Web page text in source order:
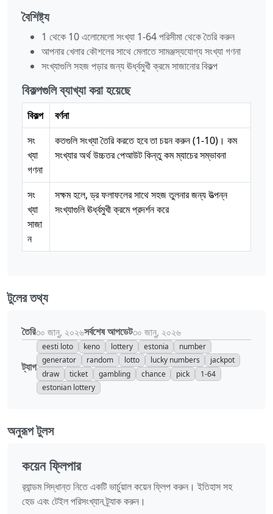
বৈশিষ্ট্য
1 থেকে 10 এলোমেলো সংখ্যা 1-64 পরিসীমা থেকে তৈরি করুন
আপনার খেলার কৌশলের সাথে মেলাতে সামঞ্জস্যযোগ্য সংখ্যা গণনা
সংখ্যাগুলি সহজ পড়ার জন্য ঊর্ধ্বমুখী ক্রমে সাজানোর বিকল্প
বিকল্পগুলি ব্যাখ্যা করা হয়েছে
বিকল্প
বর্ণনা
সং
খ্যা
গণনা
কতগুলি সংখ্যা তৈরি করতে হবে তা চয়ন করুন (1-10)। কম
সংখ্যার অর্থ উচ্চতর পেআউট কিন্তু কম ম্যাচের সম্ভাবনা
সং
খ্যা
সাজা
ন
সক্ষম হলে, ড্র ফলাফলের সাথে সহজ তুলনার জন্য উত্পন্ন
সংখ্যাগুলি ঊর্ধ্বমুখী ক্রমে প্রদর্শন করে
টুলের তথ্য
তৈরি৩০ জানু, ২০২৬সর্বশেষ আপডেট৩০ জানু, ২০২৬
ট্যাগ
eesti loto keno lottery estonia
number
generator
random lotto lucky numbers
jackpot
draw
ticket gambling chance pick
1-64
estonian lottery
অনুরূপ টুলস
কয়েন ফ্লিপার
র‍্যান্ডম সিদ্ধান্ত নিতে একটি ভার্চুয়াল কয়েন ফ্লিপ করুন। ইতিহাস সহ
হেড এবং টেইল পরিসংখ্যান ট্র্যাক করুন।